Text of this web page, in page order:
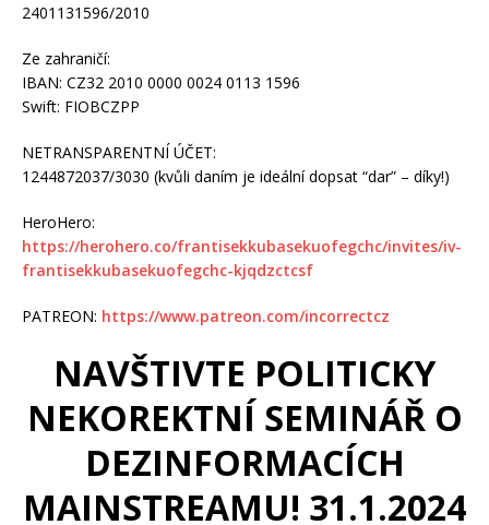
2401131596/2010
Ze zahraničí:
IBAN: CZ32 2010 0000 0024 0113 1596
Swift: FIOBCZPP
NETRANSPARENTNÍ ÚČET:
1244872037/3030 (kvůli daním je ideální dopsat “dar” – díky!)
HeroHero:
https://herohero.co/frantisekkubasekuofegchc/invites/iv-
frantisekkubasekuofegchc-kjqdzctcsf
PATREON: https://www.patreon.com/incorrectcz
NAVŠTIVTE POLITICKY
NEKOREKTNÍ SEMINÁŘ O
DEZINFORMACÍCH
MAINSTREAMU! 31.1.2024